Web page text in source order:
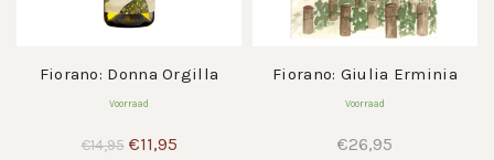
Fiorano: Donna Orgilla
Voorraad
€14,95 Oorspronkelijke
€11,95Huidige
Fiorano: Giulia Erminia
Voorraad
€26,95